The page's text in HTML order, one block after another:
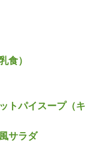
食）
トパイスープ（キ
サラダ